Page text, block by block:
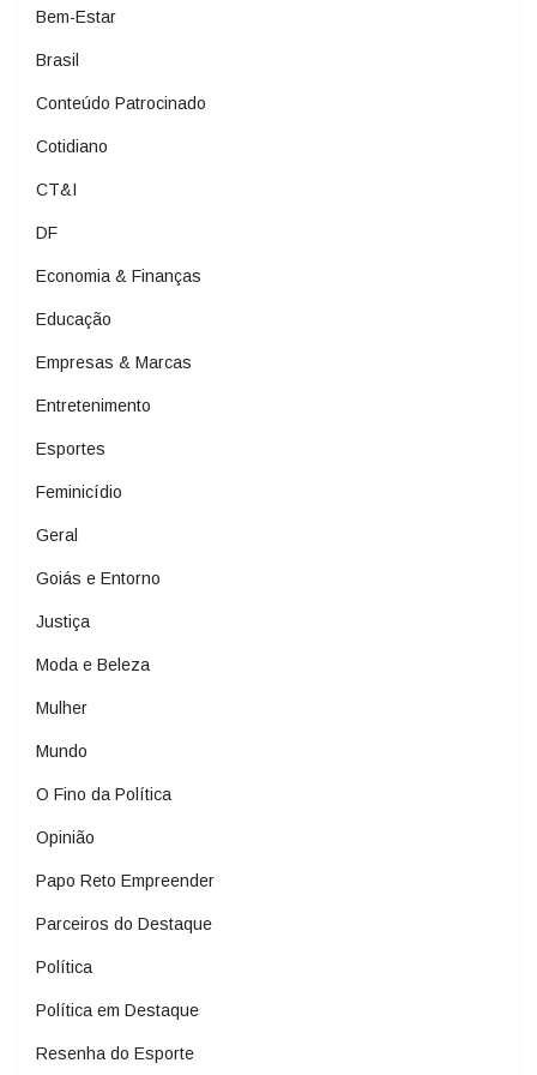
Bem-Estar
Brasil
Conteúdo Patrocinado
Cotidiano
CT&I
DF
Economia & Finanças
Educação
Empresas & Marcas
Entretenimento
Esportes
Feminicídio
Geral
Goiás e Entorno
Justiça
Moda e Beleza
Mulher
Mundo
O Fino da Política
Opinião
Papo Reto Empreender
Parceiros do Destaque
Política
Política em Destaque
Resenha do Esporte